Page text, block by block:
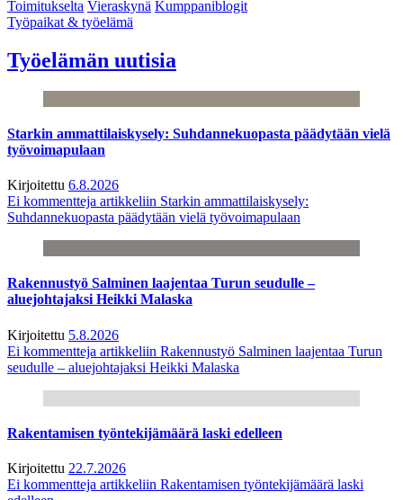
Toimitukselta Vieraskynä Kumppaniblogit
Työpaikat & työelämä
Työelämän uutisia
Starkin ammattilaiskysely: Suhdannekuopasta päädytään vielä
työvoimapulaan
Kirjoitettu 6.8.2026
Ei kommentteja artikkeliin Starkin ammattilaiskysely:
Suhdannekuopasta päädytään vielä työvoimapulaan
Rakennustyö Salminen laajentaa Turun seudulle –
aluejohtajaksi Heikki Malaska
Kirjoitettu 5.8.2026
Ei kommentteja artikkeliin Rakennustyö Salminen laajentaa Turun
seudulle – aluejohtajaksi Heikki Malaska
Rakentamisen työntekijämäärä laski edelleen
Kirjoitettu 22.7.2026
Ei kommentteja artikkeliin Rakentamisen työntekijämäärä laski